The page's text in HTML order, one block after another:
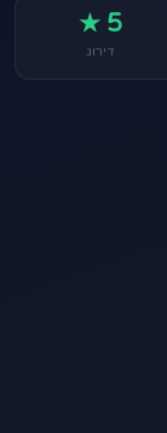
5 ★
דירוג